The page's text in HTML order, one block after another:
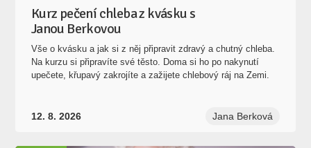
Na kurzu si připravíte své těsto. Doma si ho po nakynutí
upečete, křupavý zakrojíte a zažijete chlebový ráj na Zemi.
12. 8. 2026 Jana Berková